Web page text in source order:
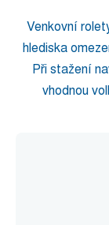
Venkovní
hlediska
Při stažení
vhodnou